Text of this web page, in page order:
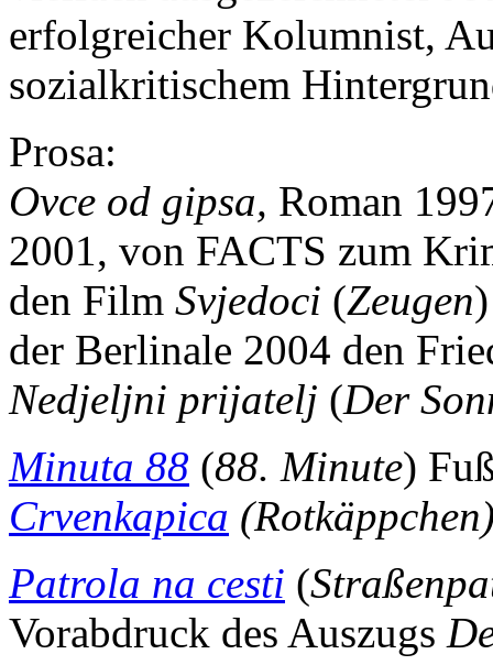
erfolgreicher Kolumnist,
sozialkritischem
Prosa:
Ovce od gipsa, Roman
2001, von FACTS zum
den Film Svjedoci (Zeugen
der Berlinale 2004 den
Nedjeljni prijatelj (Der
Minuta 88 (88. Minute)
Crvenkapica
Patrola na cesti (
Vorabdruck des Auszugs